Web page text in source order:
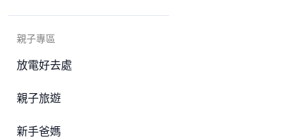
親子專區
放電好去處
親子旅遊
新手爸媽